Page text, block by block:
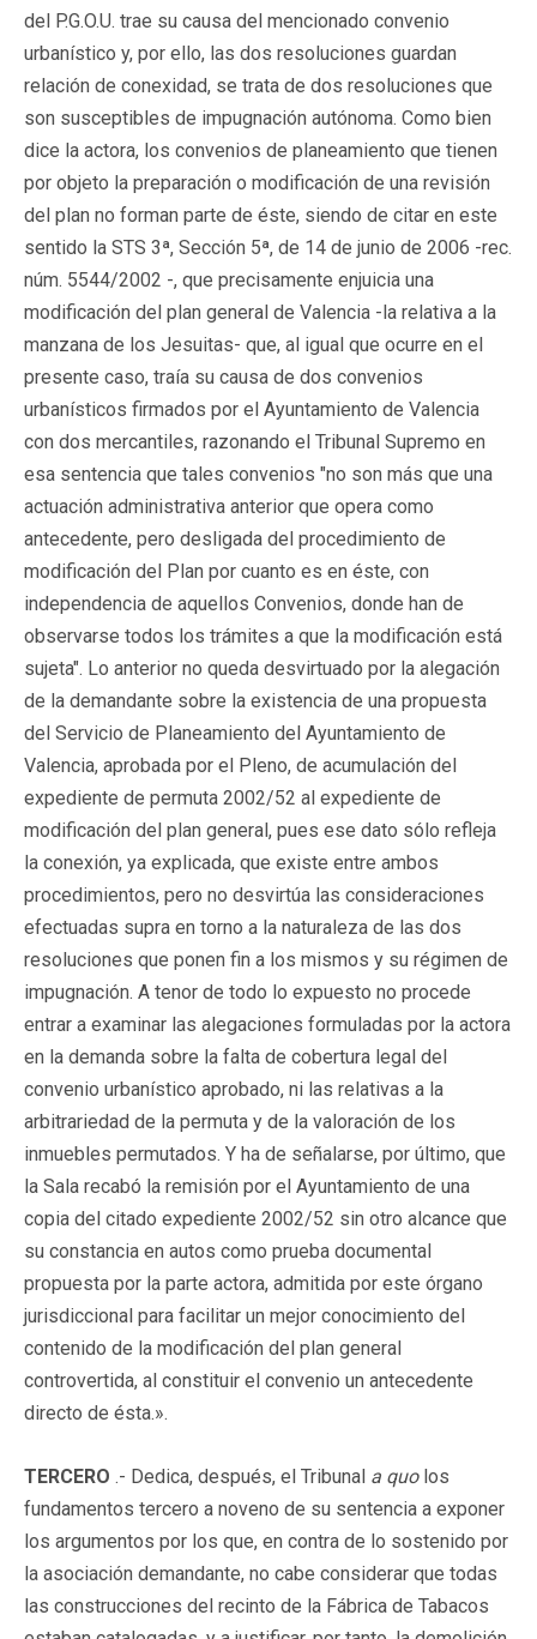
del P.G.O.U. trae su causa del mencionado convenio
urbanístico y, por ello, las dos resoluciones guardan
relación de conexidad, se trata de dos resoluciones que
son susceptibles de impugnación autónoma. Como bien
dice la actora, los convenios de planeamiento que tienen
por objeto la preparación o modificación de una revisión
del plan no forman parte de éste, siendo de citar en este
sentido la STS 3ª, Sección 5ª, de 14 de junio de 2006 -rec.
núm. 5544/2002 -, que precisamente enjuicia una
modificación del plan general de Valencia -la relativa a la
manzana de los Jesuitas- que, al igual que ocurre en el
presente caso, traía su causa de dos convenios
urbanísticos firmados por el Ayuntamiento de Valencia
con dos mercantiles, razonando el Tribunal Supremo en
esa sentencia que tales convenios "no son más que una
actuación administrativa anterior que opera como
antecedente, pero desligada del procedimiento de
modificación del Plan por cuanto es en éste, con
independencia de aquellos Convenios, donde han de
observarse todos los trámites a que la modificación está
sujeta". Lo anterior no queda desvirtuado por la alegación
de la demandante sobre la existencia de una propuesta
del Servicio de Planeamiento del Ayuntamiento de
Valencia, aprobada por el Pleno, de acumulación del
expediente de permuta 2002/52 al expediente de
modificación del plan general, pues ese dato sólo refleja
la conexión, ya explicada, que existe entre ambos
procedimientos, pero no desvirtúa las consideraciones
efectuadas supra en torno a la naturaleza de las dos
resoluciones que ponen fin a los mismos y su régimen de
impugnación. A tenor de todo lo expuesto no procede
entrar a examinar las alegaciones formuladas por la actora
en la demanda sobre la falta de cobertura legal del
convenio urbanístico aprobado, ni las relativas a la
arbitrariedad de la permuta y de la valoración de los
inmuebles permutados. Y ha de señalarse, por último, que
la Sala recabó la remisión por el Ayuntamiento de una
copia del citado expediente 2002/52 sin otro alcance que
su constancia en autos como prueba documental
propuesta por la parte actora, admitida por este órgano
jurisdiccional para facilitar un mejor conocimiento del
contenido de la modificación del plan general
controvertida, al constituir el convenio un antecedente
directo de ésta.».
TERCERO .- Dedica, después, el Tribunal a quolos
fundamentos tercero a noveno de su sentencia a exponer
los argumentos por los que, en contra de lo sostenido por
la asociación demandante, no cabe considerar que todas
las construcciones del recinto de la Fábrica de Tabacos